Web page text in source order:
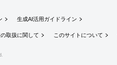
生成AI活用ガイドライン
取扱に関して このサイトについて